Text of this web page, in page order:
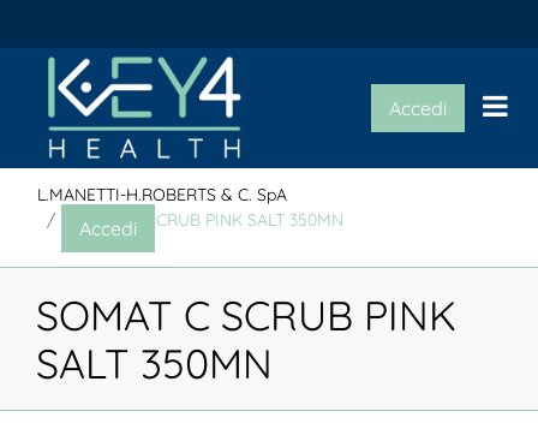
Accedi
Accedi
L.MANETTI-H.ROBERTS & C. SpA
SOMAT C SCRUB PINK SALT 350MN
SOMAT C SCRUB PINK
SALT 350MN